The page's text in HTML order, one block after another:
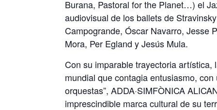
Burana, Pastoral for the Planet…) el
audiovisual de los ballets de
Campogrande, Óscar Navarro, Jesse
Mora, Per Egland y Jesús Mula.
Con su imparable trayectoria
mundial que contagia entusiasmo,
orquestas”, ADDA·SIMFÒNICA
imprescindible marca cultural de su